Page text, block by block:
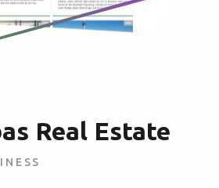
Real Estate